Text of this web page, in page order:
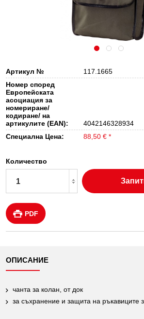
Артикул №
117.1665
Номер според
Европейската
асоциация за
номериране/
кодиране/ на
артикулите (EAN):
4042146328934
Специална Цена:
88,50 € *
Количество
PDF
ОПИСАНИЕ
чанта за колан, от док
за съхранение и защита на ръкавиците